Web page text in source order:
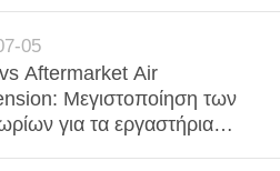
05
Aftermarket Air
Μεγιστοποίηση των
για τα εργαστήρια